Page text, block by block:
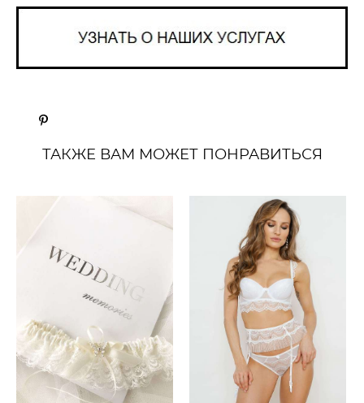
ТАКЖЕ ВАМ МОЖЕТ ПОНРАВИТЬСЯ